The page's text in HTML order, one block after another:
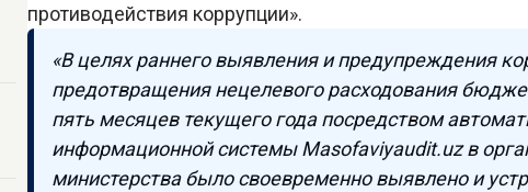
противодействия коррупции».
«В целях раннего выявления и предупреждения
предотвращения нецелевого расходования
пять месяцев текущего года посредством
информационной системы Masofaviyaudit.uz в
министерства было своевременно выявлено и